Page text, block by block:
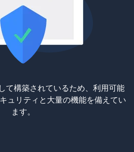
て構築されているため、利用可能
ュリティと大量の機能を備えてい
ます。